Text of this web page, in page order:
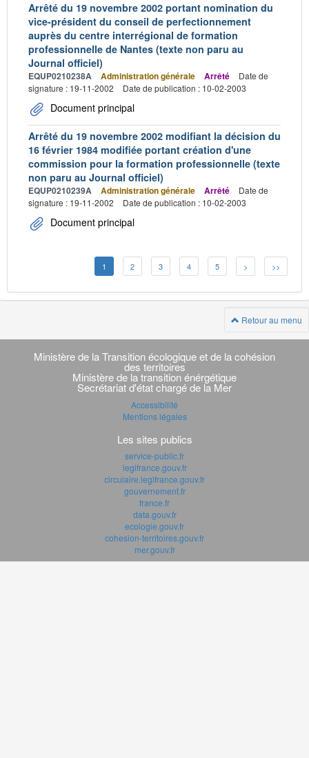
Arrêté du 19 novembre 2002 portant nomination du
vice-président du conseil de perfectionnement
auprès du centre interrégional de formation
professionnelle de Nantes (texte non paru au
Journal officiel)
EQUP0210238A Administration générale Arrêté
Date de
signature : 19-11-2002
Date de publication : 10-02-2003
Document principal
Arrêté du 19 novembre 2002 modifiant la décision du
16 février 1984 modifiée portant création d'une
commission pour la formation professionnelle (texte
non paru au Journal officiel)
EQUP0210239A Administration générale Arrêté
Date de
signature : 19-11-2002
Date de publication : 10-02-2003
Document principal
1 2 3 4 5 > >>
Retour au menu
Navigation
transverse
Ministère de la Transition écologique et de la cohésion
des territoires
Ministère de la transition énérgétique
Secrétariat d'état chargé de la Mer
Accessibilité
Mentions légales
Les sites publics
service-public.fr
legifrance.gouv.fr
circulaire.legifrance.gouv.fr
gouvernement.fr
france.fr
data.gouv.fr
ecologie.gouv.fr
cohesion-territoires.gouv.fr
mer.gouv.fr